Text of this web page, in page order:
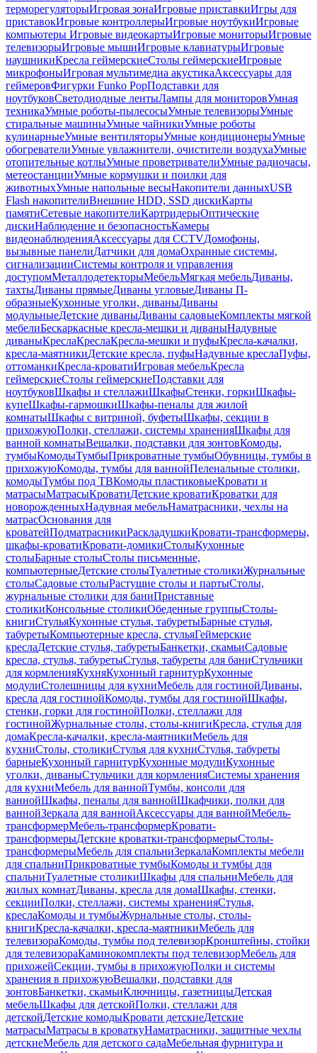
терморегуляторыИгровая зонаИгровые приставкиИгры для
приставокИгровые контроллерыИгровые ноутбукиИгровые
компьютеры Игровые видеокартыИгровые мониторыИгровые
телевизорыИгровые мышиИгровые клавиатурыИгровые
наушникиКресла геймерскиеСтолы геймерскиеИгровые
микрофоныИгровая мультимедиа акустикаАксессуары для
геймеровФигурки Funko PopПодставки для
ноутбуковСветодиодные лентыЛампы для мониторовУмная
техникаУмные роботы-пылесосыУмные телевизорыУмные
стиральные машиныУмные чайникиУмные роботы
кулинарныеУмные вентиляторыУмные кондиционерыУмные
обогревателиУмные увлажнители, очистители воздухаУмные
отопительные котлыУмные проветривателиУмные радиочасы,
метеостанцииУмные кормушки и поилки для
животныхУмные напольные весыНакопители данныхUSB
Flash накопителиВнешние HDD, SSD дискиКарты
памятиСетевые накопителиКартридерыОптические
дискиНаблюдение и безопасностьКамеры
видеонаблюденияАксессуары для CCTVДомофоны,
вызывные панелиДатчики для домаОхранные системы,
сигнализацииСистемы контроля и управления
доступомМеталлодетекторыМебельМягкая мебельДиваны,
тахтыДиваны прямыеДиваны угловыеДиваны П-
образныеКухонные уголки, диваныДиваны
модульныеДетские диваныДиваны садовыеКомплекты мягкой
мебелиБескаркасные кресла-мешки и диваныНадувные
диваныКреслаКреслаКресла-мешки и пуфыКресла-качалки,
кресла-маятникиДетские кресла, пуфыНадувные креслаПуфы,
оттоманкиКресла-кроватиИгровая мебельКресла
геймерскиеСтолы геймерскиеПодставки для
ноутбуковШкафы и стеллажиШкафыСтенки, горкиШкафы-
купеШкафы-гармошкиШкафы-пеналы для жилой
комнатыШкафы с витриной, буфетыШкафы, секции в
прихожуюПолки, стеллажи, системы храненияШкафы для
ванной комнатыВешалки, подставки для зонтовКомоды,
тумбыКомодыТумбыПрикроватные тумбыОбувницы, тумбы в
прихожуюКомоды, тумбы для ваннойПеленальные столики,
комодыТумбы под ТВКомоды пластиковыеКровати и
матрасыМатрасыКроватиДетские кроватиКроватки для
новорожденныхНадувная мебельНаматрасники, чехлы на
матрасОснования для
кроватейПодматрасникиРаскладушкиКровати-трансформеры,
шкафы-кроватиКровати-домикиСтолыКухонные
столыБарные столыСтолы письменные,
компьютерныеДетские столыТуалетные столикиЖурнальные
столыСадовые столыРастущие столы и партыСтолы,
журнальные столики для баниПриставные
столикиКонсольные столикиОбеденные группыСтолы-
книгиСтульяКухонные стулья, табуретыБарные стулья,
табуретыКомпьютерные кресла, стульяГеймерские
креслаДетские стулья, табуретыБанкетки, скамьиСадовые
кресла, стулья, табуретыСтулья, табуреты для баниСтульчики
для кормленияКухняКухонный гарнитурКухонные
модулиСтолешницы для кухниМебель для гостинойДиваны,
кресла для гостинойКомоды, тумбы для гостинойШкафы,
стенки, горки для гостинойПолки, стеллажи для
гостинойЖурнальные столы, столы-книгиКресла, стулья для
домаКресла-качалки, кресла-маятникиМебель для
кухниСтолы, столикиСтулья для кухниСтулья, табуреты
барныеКухонный гарнитурКухонные модулиКухонные
уголки, диваныСтульчики для кормленияСистемы хранения
для кухниМебель для ваннойТумбы, консоли для
ваннойШкафы, пеналы для ваннойШкафчики, полки для
ваннойЗеркала для ваннойАксессуары для ваннойМебель-
трансформерМебель-трансформерКровати-
трансформерыДетские кроватки-трансформерыСтолы-
трансформерыМебель для спальниЗеркалаКомплекты мебели
для спальниПрикроватные тумбыКомоды и тумбы для
спальниТуалетные столикиШкафы для спальниМебель для
жилых комнатДиваны, кресла для домаШкафы, стенки,
секцииПолки, стеллажи, системы храненияСтулья,
креслаКомоды и тумбыЖурнальные столы, столы-
книгиКресла-качалки, кресла-маятникиМебель для
телевизораКомоды, тумбы под телевизорКронштейны, стойки
для телевизораКаминокомплекты под телевизорМебель для
прихожейСекции, тумбы в прихожуюПолки и системы
хранения в прихожуюВешалки, подставки для
зонтовБанкетки, скамьиКлючницы, газетницыДетская
мебельШкафы для детскойПолки, стеллажи для
детскойДетские комодыКровати детскиеДетские
матрасыМатрасы в кроваткуНаматрасники, защитные чехлы
детскиеМебель для детского садаМебельная фурнитура и